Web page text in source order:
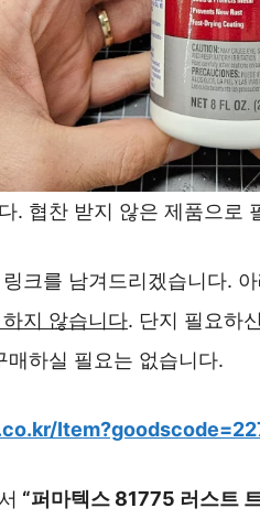
. 협찬 받지 않은 제품으로
크를 남겨드리겠습니다.
지 않습니다. 단지 필요하
매하실 필요는 없습니다.
“퍼마텍스 81775 러스트